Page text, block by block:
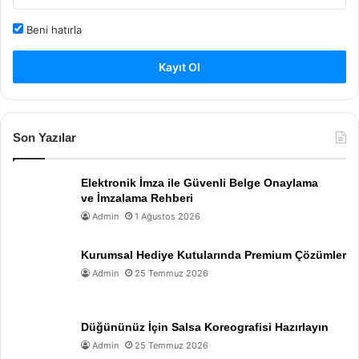
Beni hatırla
Kayıt Ol
Son Yazılar
Elektronik İmza ile Güvenli Belge Onaylama
ve İmzalama Rehberi
Admin 1 Ağustos 2026
Kurumsal Hediye Kutularında Premium Çözümler
Admin 25 Temmuz 2026
Düğününüz İçin Salsa Koreografisi Hazırlayın
Admin 25 Temmuz 2026